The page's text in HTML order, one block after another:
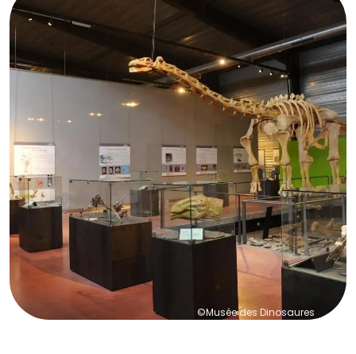
©Musée des Dinosaures